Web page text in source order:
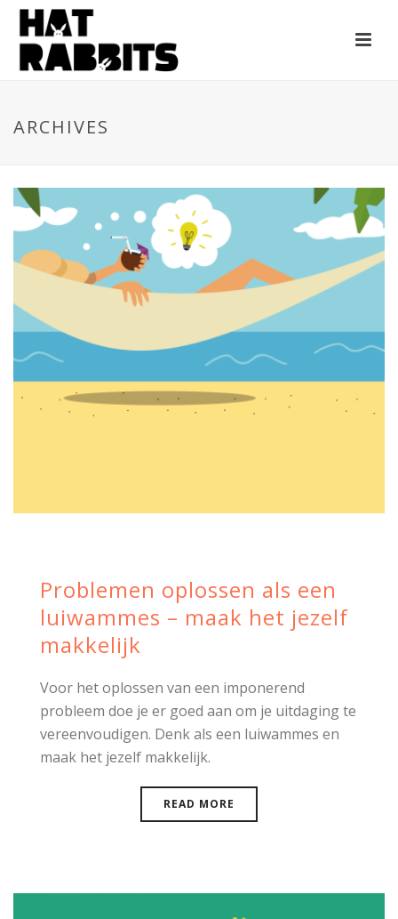
ARCHIVES
Problemen oplossen als een
luiwammes – maak het jezelf
makkelijk
Voor het oplossen van een imponerend
probleem doe je er goed aan om je uitdaging te
vereenvoudigen. Denk als een luiwammes en
maak het jezelf makkelijk.
READ MORE